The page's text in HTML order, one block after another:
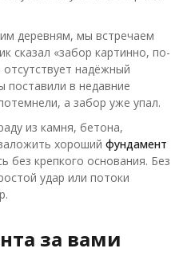
деревням, мы встречаем
сказал «забор картинно, по-
отсутствует надёжный
поставили в недавние
а забор уже упал.
из камня, бетона,
хороший фундамент
без крепкого основания. Без
удар или потоки
за вами